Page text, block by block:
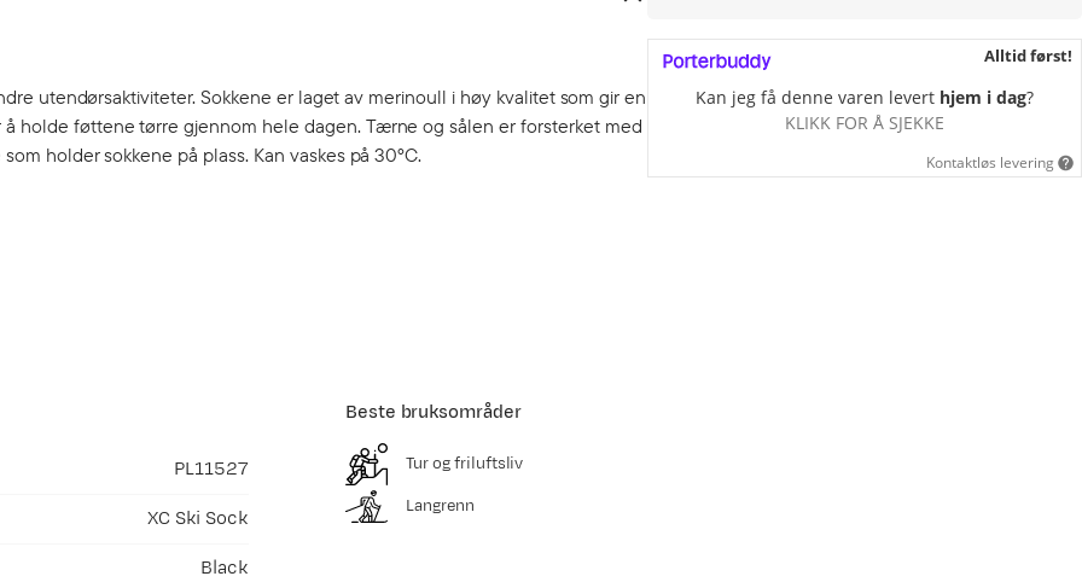
utendørsaktiviteter. Sokkene er laget av merinoull i høy kvalitet som gir en
holde føttene tørre gjennom hele dagen. Tærne og sålen er forsterket med
holder sokkene på plass. Kan vaskes på 30ºC.
PL11527
XC Ski Sock
Black
Beste bruksområder
Tur og friluftsliv
Langrenn
Alltid først!
Kan jeg få denne varen levert hjem i dag?
KLIKK FOR Å SJEKKE
Kontaktløs levering